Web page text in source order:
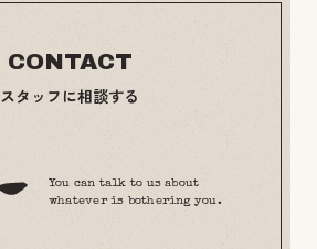
CONTACT
スタッフに相談する
You can talk to us about
whatever is bothering you.